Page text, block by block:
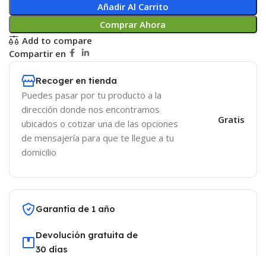
Añadir Al Carrito
Comprar Ahora
Add to compare
Compartir en
Recoger en tienda
Puedes pasar por tu producto a la
dirección donde nos encontramos
ubicados o cotizar una de las opciones
de mensajería para que te llegue a tu
domicilio
Gratis
Garantía de 1 año
Devolución gratuita de
30 días